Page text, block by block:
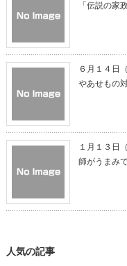
「伝説の家
６月１４日
やあせもの
１月１３日
師がうまみ
人気の記事